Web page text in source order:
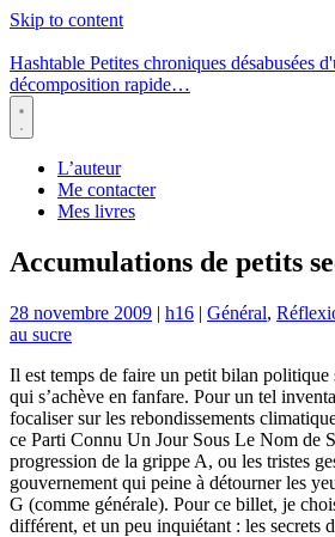
Skip to content
Hashtable Petites chroniques désabusées
décomposition rapide…
Menu
L’auteur
Me contacter
Mes livres
Accumulations de petits
28 novembre 2009 | h16 | Général,
au sucre
Il est temps de faire un petit bilan
qui s’achève en fanfare. Pour un tel
focaliser sur les rebondissements
ce Parti Connu Un Jour Sous Le Nom de
progression de la grippe A, ou les tristes
gouvernement qui peine à détourner les
G (comme générale). Pour ce billet, je
différent, et un peu inquiétant : les secrets